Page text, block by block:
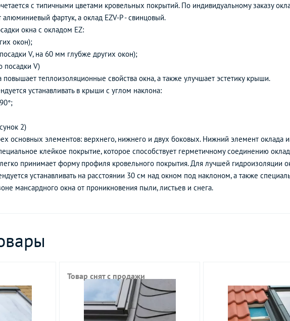
с типичными цветами кровельных покрытий. По индивидуальному заказу
алюминиевый фартук, а оклад EZV-P - свинцовый.
окна с окладом EZ:
окон);
V, на 60 мм глубже других окон);
посадки V)
повышает теплоизоляционные свойства окна, а также улучшает эстетику крыши.
устанавливать в крыши с углом наклона:
2)
основных элементов: верхнего, нижнего и двух боковых. Нижний элемент оклада
клейкое покрытие, которое способствует герметичному соединению
принимает форму профиля кровельного покрытия. Для лучшей гидроизоляции
устанавливать на расстоянии 30 см над окном под наклоном, а также
мансардного окна от проникновения пыли, листьев и снега.
Товар снят с продажи